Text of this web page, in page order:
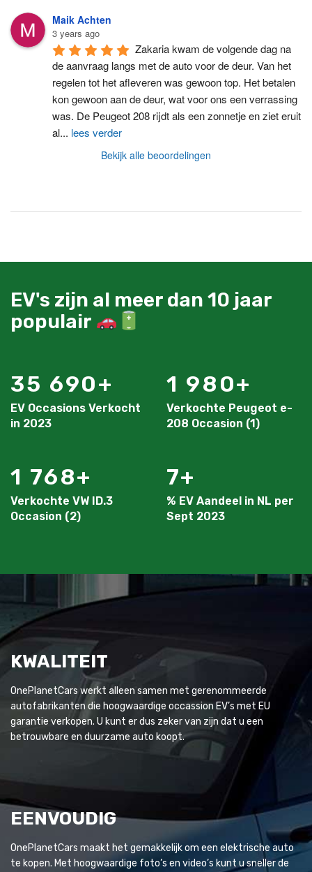
Maik Achten
3 years ago
Zakaria kwam de volgende dag na
de aanvraag langs met de auto voor de deur. Van het
regelen tot het afleveren was gewoon top. Het betalen
kon gewoon aan de deur, wat voor ons een verrassing
was. De Peugeot 208 rijdt als een zonnetje en ziet eruit
al... lees verder
Bekijk alle beoordelingen
EV's zijn al meer dan 10 jaar
populair
35 690
EV Occasions Verkocht
in 2023
1 980
Verkochte Peugeot e-
208 Occasion (1)
1 768
Verkochte VW ID.3
Occasion (2)
7
% EV Aandeel in NL per
Sept 2023
KWALITEIT
OnePlanetCars werkt alleen samen met gerenommeerde
autofabrikanten die hoogwaardige occassion EV’s met EU
garantie verkopen. U kunt er dus zeker van zijn dat u een
betrouwbare en duurzame auto koopt.
EENVOUDIG
OnePlanetCars maakt het gemakkelijk om een elektrische auto
te kopen. Met hoogwaardige foto’s en video’s kunt u sneller de